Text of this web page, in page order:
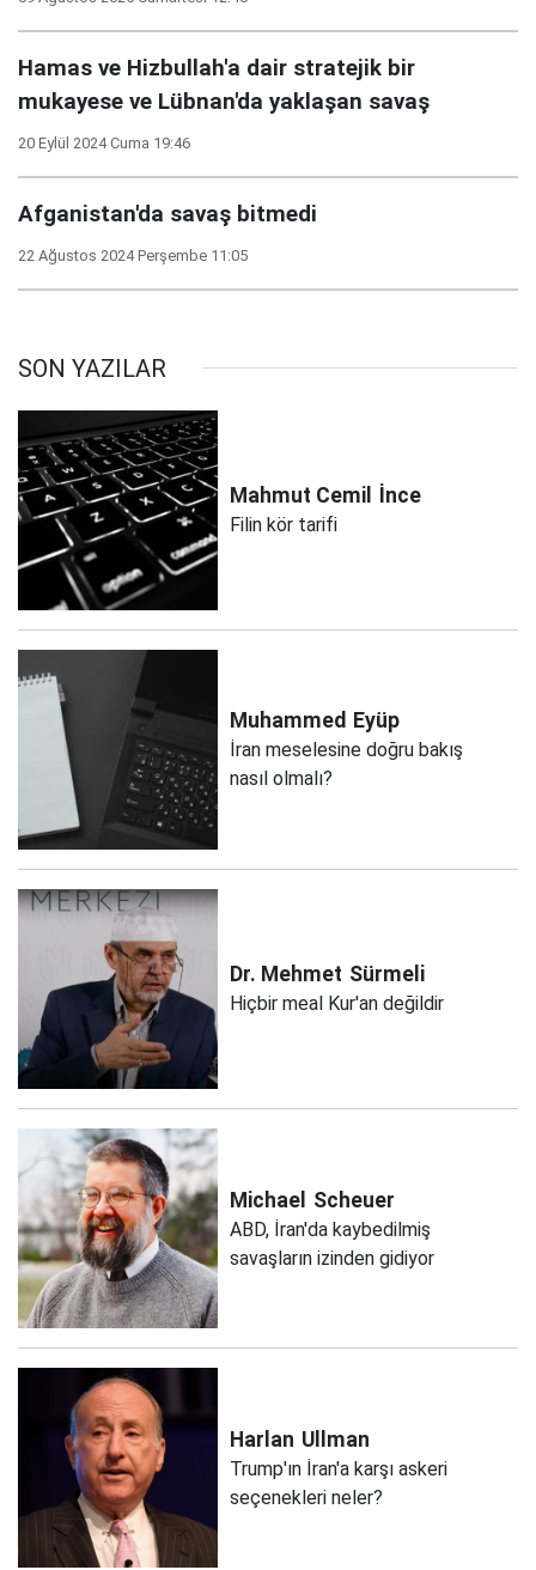
Hamas ve Hizbullah'a dair stratejik bir
mukayese ve Lübnan'da yaklaşan savaş
20 Eylül 2024 Cuma 19:46
Afganistan'da savaş bitmedi
22 Ağustos 2024 Perşembe 11:05
SON YAZILAR
Mahmut Cemil İnce
Filin kör tarifi
Muhammed Eyüp
İran meselesine doğru bakış
nasıl olmalı?
Dr. Mehmet Sürmeli
Hiçbir meal Kur'an değildir
Michael Scheuer
ABD, İran'da kaybedilmiş
savaşların izinden gidiyor
Harlan Ullman
Trump'ın İran'a karşı askeri
seçenekleri neler?